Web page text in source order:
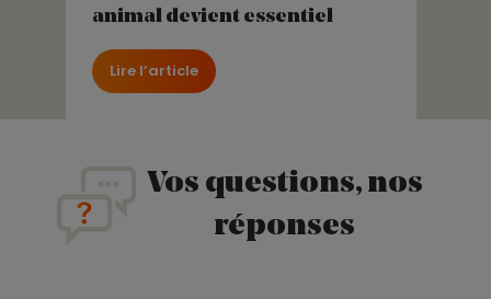
animal devient essentiel
Lire l’article
Vos questions, nos
réponses